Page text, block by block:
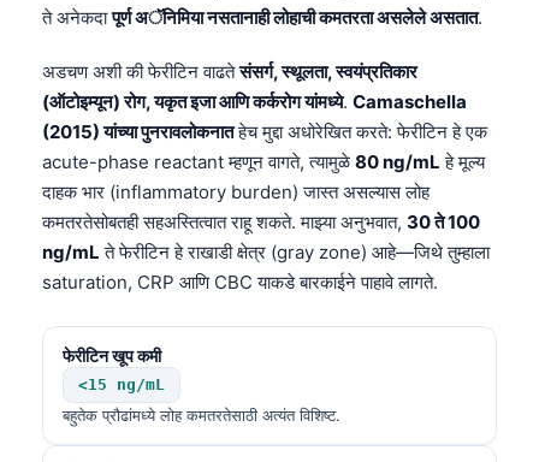
ते अनेकदापूर्ण अॅनिमिया नसतानाही लोहाची कमतरता असलेले असतात.
अडचण अशी की फेरीटिन वाढतेसंसर्ग, स्थूलता, स्वयंप्रतिकार
(ऑटोइम्यून) रोग, यकृत इजा आणि कर्करोग यांमध्ये. Camaschella
(2015) यांच्या पुनरावलोकनातहेच मुद्दा अधोरेखित करते: फेरीटिन हे एक
acute-phase reactant म्हणून वागते, त्यामुळे 80 ng/mL हे मूल्य
दाहक भार (inflammatory burden) जास्त असल्यास लोह
कमतरतेसोबतही सहअस्तित्वात राहू शकते. माझ्या अनुभवात, 30 ते 100
ng/mL ते फेरीटिन हे राखाडी क्षेत्र (gray zone) आहे—जिथे तुम्हाला
saturation, CRP आणि CBC याकडे बारकाईने पाहावे लागते.
फेरीटिन खूप कमी
<15 ng/mL
बहुतेक प्रौढांमध्ये लोह कमतरतेसाठी अत्यंत विशिष्ट.